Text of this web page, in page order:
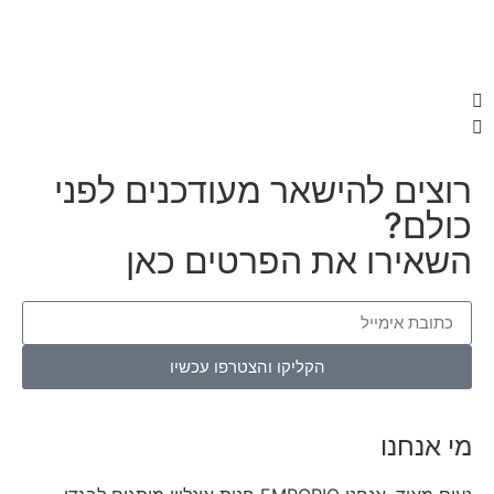
להישאר מעודכנים לפני
את הפרטים כאן
הקליקו והצטרפו עכשיו